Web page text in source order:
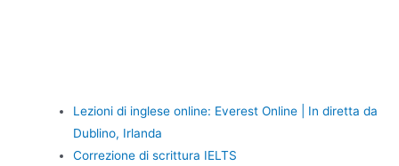
Lezioni di inglese online: Everest Online | In diretta da
Dublino, Irlanda
Correzione di scrittura IELTS